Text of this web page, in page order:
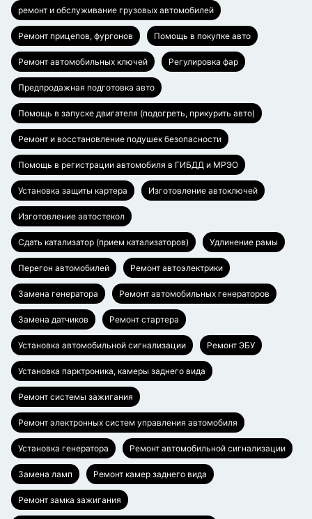
ремонт и обслуживание грузовых автомобилей
Ремонт прицепов, фургонов Помощь в покупке авто
Ремонт автомобильных ключей Регулировка фар
Предпродажная подготовка авто
Помощь в запуске двигателя (подогреть, прикурить авто)
Ремонт и восстановление подушек безопасности
Помощь в регистрации автомобиля в ГИБДД и МРЭО
Установка защиты картера Изготовление автоключей
Изготовление автостекол
Сдать катализатор (прием катализаторов) Удлинение рамы
Перегон автомобилей Ремонт автоэлектрики
Замена генератора Ремонт автомобильных генераторов
Замена датчиков Ремонт стартера
Установка автомобильной сигнализации Ремонт ЭБУ
Установка парктроника, камеры заднего вида
Ремонт системы зажигания
Ремонт электронных систем управления автомобиля
Установка генератора Ремонт автомобильной сигнализации
Замена ламп Ремонт камер заднего вида
Ремонт замка зажигания